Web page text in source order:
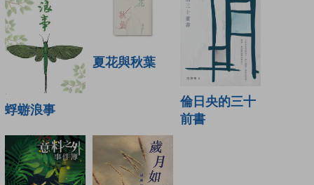
蜉蝣浪事
夏花與秋葉
倫日央的三十
前書